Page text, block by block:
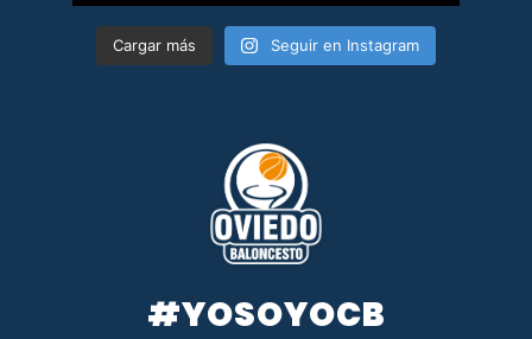
Cargar más Seguir en Instagram
#YOSOYOCB